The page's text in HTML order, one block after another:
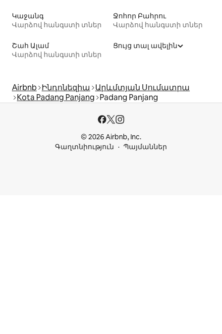
Կաջանգ
Վարձով հանգստի տներ
Ջոհոր Բահրու
Վարձով հանգստի տներ
Շահ Ալամ
Վարձով հանգստի տներ
Ցույց տալ ավելին
Airbnb Ինդոնեզիա Արևմտյան Սումատրա
Kota Padang Panjang Padang Panjang
© 2026 Airbnb, Inc.
Գաղտնիություն
Պայմաններ